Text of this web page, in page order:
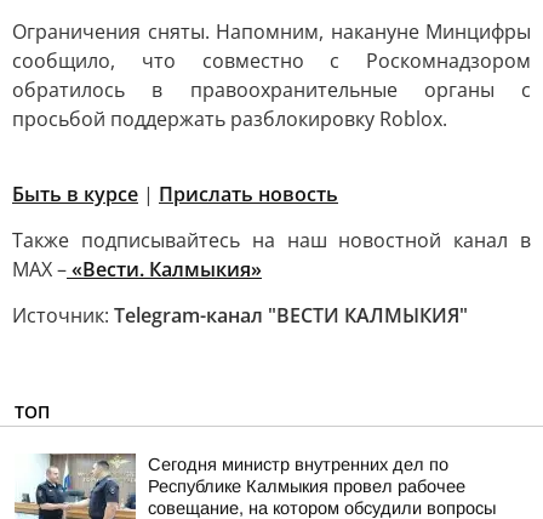
Ограничения сняты. Напомним, накануне Минцифры
сообщило, что совместно с Роскомнадзором
обратилось в правоохранительные органы с
просьбой поддержать разблокировку Roblox.
Быть в курсе | Прислать новость
Также подписывайтесь на наш новостной канал в
MAX –«Вести. Калмыкия»
Источник: Telegram-канал "ВЕСТИ КАЛМЫКИЯ"
ТОП
Сегодня министр внутренних дел по
Республике Калмыкия провел рабочее
совещание, на котором обсудили вопросы